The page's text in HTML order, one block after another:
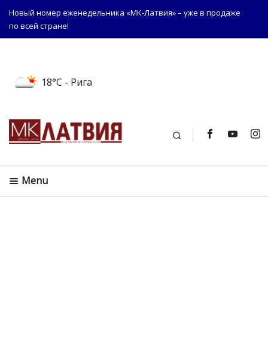
Новый номер еженедельника «МК-Латвия» – уже в продаже
по всей стране!
18°C - Рига
Поиск
Menu